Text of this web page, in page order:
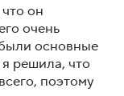
он
очень
основные
решила, что
поэтому